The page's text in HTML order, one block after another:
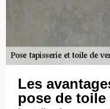
Les
pose de toile